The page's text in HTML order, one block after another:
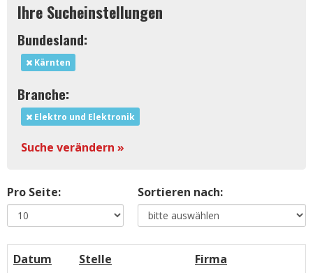
Ihre Sucheinstellungen
Bundesland:
Kärnten
Branche:
Elektro und Elektronik
Suche verändern »
Pro Seite: Sortieren nach:
Datum Stelle
Firma